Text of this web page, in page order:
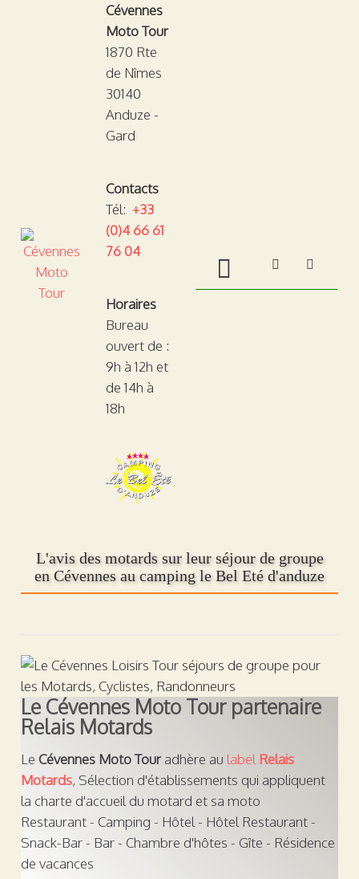
Cévennes
Moto Tour
1870 Rte
de Nîmes
30140
Anduze -
Gard
Contacts
Tél: +33
(0)4 66 61
76 04
Horaires
Bureau
ouvert de :
9h à 12h et
de 14h à
18h
TOGGLE
L'avis des motards sur leur séjour de groupe
en Cévennes au camping le Bel Eté d'anduze
Le Cévennes Moto Tour partenaire
Relais Motards
Le Cévennes Moto Touradhère au label Relais
Motards, Sélection d'établissements qui appliquent
la charte d'accueil du motard et sa moto
Restaurant - Camping - Hôtel - Hôtel Restaurant -
Snack-Bar - Bar - Chambre d'hôtes - Gîte - Résidence
de vacances